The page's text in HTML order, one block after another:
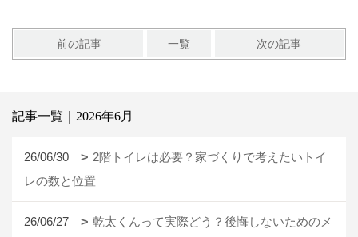
前の記事 一覧 次の記事
記事一覧｜2026年6月
26/06/30
2階トイレは必要？家づくりで考えたいトイ
レの数と位置
26/06/27
乾太くんって実際どう？後悔しないためのメ